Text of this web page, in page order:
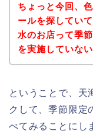
ちょっと今回、
ールを探してい
水のお店って季
を実施していな
ということで、天
クして、季節限定
べてみることにし